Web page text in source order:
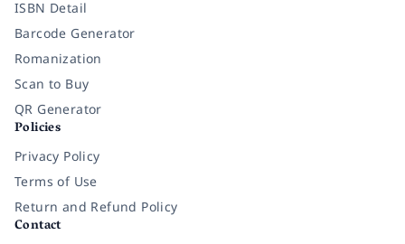
ISBN Detail
Barcode Generator
Romanization
Scan to Buy
QR Generator
Policies
Privacy Policy
Terms of Use
Return and Refund Policy
Contact